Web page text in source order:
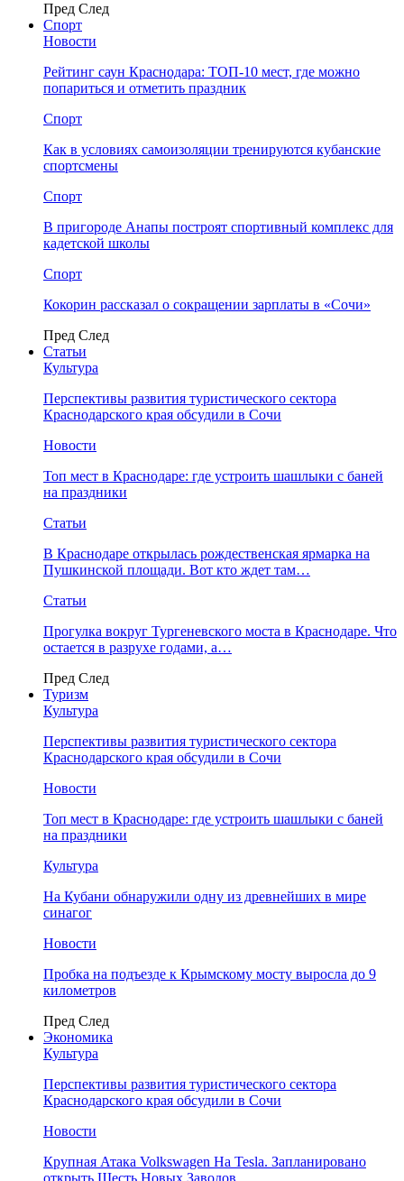
Пред След
Спорт
Новости
Рейтинг саун Краснодара: ТОП-10 мест, где можно
попариться и отметить праздник
Спорт
Как в условиях самоизоляции тренируются кубанские
спортсмены
Спорт
В пригороде Анапы построят спортивный комплекс для
кадетской школы
Спорт
Кокорин рассказал о сокращении зарплаты в «Сочи»
Пред След
Статьи
Культура
Перспективы развития туристического сектора
Краснодарского края обсудили в Сочи
Новости
Топ мест в Краснодаре: где устроить шашлыки с баней
на праздники
Статьи
В Краснодаре открылась рождественская ярмарка на
Пушкинской площади. Вот кто ждет там…
Статьи
Прогулка вокруг Тургеневского моста в Краснодаре. Что
остается в разрухе годами, а…
Пред След
Туризм
Культура
Перспективы развития туристического сектора
Краснодарского края обсудили в Сочи
Новости
Топ мест в Краснодаре: где устроить шашлыки с баней
на праздники
Культура
На Кубани обнаружили одну из древнейших в мире
синагог
Новости
Пробка на подъезде к Крымскому мосту выросла до 9
километров
Пред След
Экономика
Культура
Перспективы развития туристического сектора
Краснодарского края обсудили в Сочи
Новости
Крупная Атака Volkswagen На Tesla. Запланировано
открыть Шесть Новых Заводов